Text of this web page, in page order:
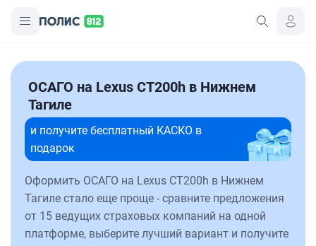
ОСАГО на Lexus CT200h в Нижнем
Тагиле
и получите бесплатный КАСКО в
подарок
Оформить ОСАГО на Lexus CT200h в Нижнем
Тагиле стало еще проще - сравните предложения
от 15 ведущих страховых компаний на одной
платформе, выберите лучший вариант и получите